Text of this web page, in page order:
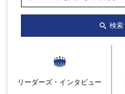
導入事例
採用情報
検索
リーダーズ・インタビュー